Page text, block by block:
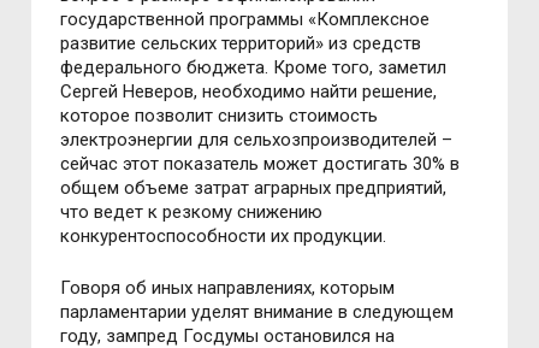
государственной программы «Комплексное
развитие сельских территорий» из средств
федерального бюджета. Кроме того, заметил
Сергей Неверов, необходимо найти решение,
которое позволит снизить стоимость
электроэнергии для сельхозпроизводителей –
сейчас этот показатель может достигать 30% в
общем объеме затрат аграрных предприятий,
что ведет к резкому снижению
конкурентоспособности их продукции.
Говоря об иных направлениях, которым
парламентарии уделят внимание в следующем
году, зампред Госдумы остановился на